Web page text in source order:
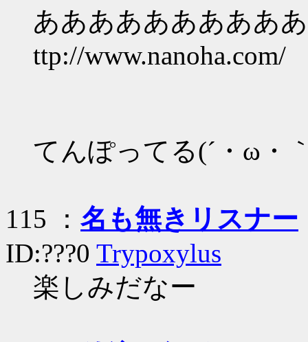
あああああああああ
ttp://www.nanoha.com/
てんぽってる(´・ω・
115 ： 名も無きリスナー
ID:???0 Trypoxylus
楽しみだなー